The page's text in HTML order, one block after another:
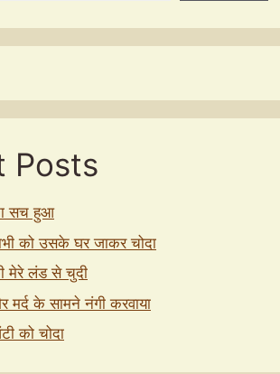
Posts
सच हुआ
को उसके घर जाकर चोदा
मेरे लंड से चुदी
मर्द के सामने नंगी करवाया
को चोदा